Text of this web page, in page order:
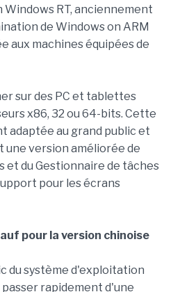
Windows RT, anciennement
de Windows on ARM
aux machines équipées de
sur des PC et tablettes
x86, 32 ou 64-bits. Cette
adaptée au grand public et
version améliorée de
et du Gestionnaire de tâches
pour les écrans
pour la version chinoise
du système d'exploitation
rapidement d'une